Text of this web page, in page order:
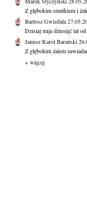
Z głębokim smutkiem i
Bartosz Gwizdała
Dzisiaj mija dziesięć lat
Janusz Karol Barański
Z głębokim żalem
+ więcej